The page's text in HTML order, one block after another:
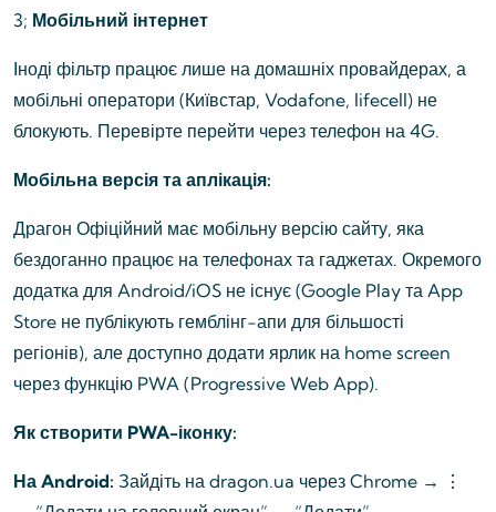
3; Мобільний інтернет
Іноді фільтр працює лише на домашніх провайдерах, а
мобільні оператори (Київстар, Vodafone, lifecell) не
блокують. Перевірте перейти через телефон на 4G.
Мобільна версія та аплікація:
Драгон Офіційний має мобільну версію сайту, яка
бездоганно працює на телефонах та гаджетах. Окремого
додатка для Android/iOS не існує (Google Play та App
Store не публікують гемблінг-апи для більшості
регіонів), але доступно додати ярлик на home screen
через функцію PWA (Progressive Web App).
Як створити PWA-іконку:
На Android: Зайдіть на dragon.ua через Chrome → ⋮